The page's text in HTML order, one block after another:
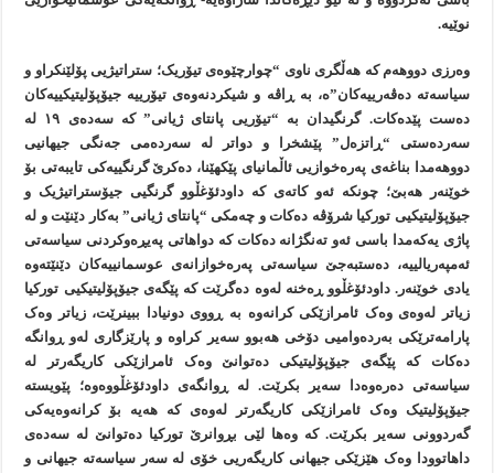
نوێیە.
وەرزی دووهەم کە هەڵگری ناوی “چوارچێوەی تیۆریک؛ ستراتیژیی پۆلێنکراو و
سیاسەتە دەڤەرییەکان”ه، بە ڕاڤە و شیکردنەوەی تیۆرییە جیۆپۆلیتیکییەکان
دەست پێدەکات. گرنگیدان بە “تیۆریی پانتای ژیانی” کە سەدەی ١٩ لە
سەردەستی “ڕاتزەل” پێشخرا و دواتر لە سەردەمی جەنگی جیهانیی
دووهەمدا بناغەی پەرەخوازیی ئاڵمانیای پێکهێنا، دەکرێ گرنگییەکی تایبەتی بۆ
خوێنەر هەبێ؛ چونکە ئەو کاتەی کە داودئۆغڵوو گرنگیی جیۆستراتیژیک و
جیۆپۆلیتیکیی تورکیا شرۆڤە دەکات و چەمکی “پانتای ژیانی” بەکار دێنێت و لە
پاژی یەکەمدا باسی ئەو تەنگژانە دەکات کە دواهاتی پەیڕەوکردنی سیاسەتی
ئەمپەریالییە، دەستبەجێ سیاسەتی پەرەخوازانەی عوسمانییەکان دێنێتەوە
یادی خوێنەر. داودئۆغڵوو ڕەخنە لەوە دەگرێت کە پێگەی جیۆپۆلیتیکیی تورکیا
زیاتر لەوەی وەک ئامرازێکی کرانەوە بە ڕووی دونیادا ببینرێت، زیاتر وەک
پارامەترێکی بەردەوامیی دۆخی هەبوو سەیر کراوە و پارێزگاری لەو ڕوانگە
دەکات کە پێگەی جیۆپۆلیتیکی دەتوانێ وەک ئامرازێکی کاریگەرتر لە
سیاسەتی دەرەوەدا سەیر بکرێت. لە ڕوانگەی داودئۆغڵووەوە؛ پێویستە
جیۆپۆلیتیک وەک ئامرازێکی کاریگەرتر لەوەی کە هەیە بۆ کرانەوەیەکی
گەردوونی سەیر بکرێت. کە وەها لێی بڕوانرێ تورکیا دەتوانێ لە سەدەی
داهاتوودا وەک هێزێکی جیهانی کاریگەریی خۆی لە سەر سیاسەتە جیهانی و